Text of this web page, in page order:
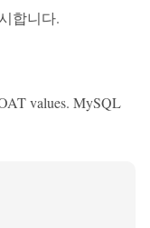
합니다.
values. MySQL